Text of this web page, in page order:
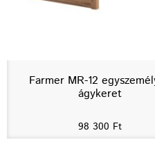
Farmer MR-12
ágykeret
98 300 Ft